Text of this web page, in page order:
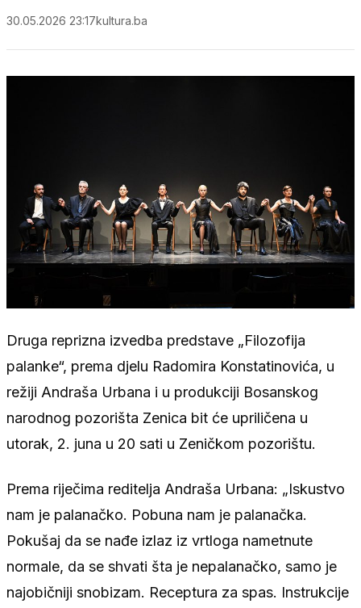
30.05.2026 23:17kultura.ba
Druga reprizna izvedba predstave „Filozofija
palanke“, prema djelu Radomira Konstatinovića, u
režiji Andraša Urbana i u produkciji Bosanskog
narodnog pozorišta Zenica bit će upriličena u
utorak, 2. juna u 20 sati u Zeničkom pozorištu.
Prema riječima reditelja Andraša Urbana: „Iskustvo
nam je palanačko. Pobuna nam je palanačka.
Pokušaj da se nađe izlaz iz vrtloga nametnute
normale, da se shvati šta je nepalanačko, samo je
najobičniji snobizam. Receptura za spas. Instrukcije